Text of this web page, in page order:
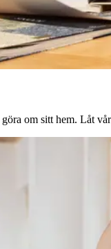
om sitt hem. Låt